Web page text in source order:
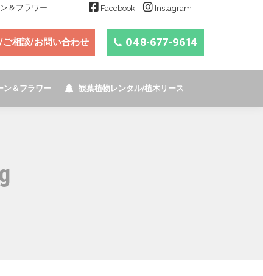
＆フラワー Facebook Instagram
ご相談/お問い合わせ 048-677-9614
ン＆フラワー 観葉植物レンタル/植木リース